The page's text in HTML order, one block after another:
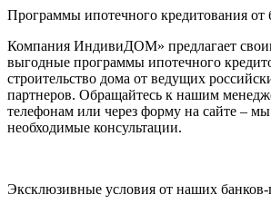
Программы ипотечного кредитования от
Компания ИндивиДОМ» предлагает
выгодные программы ипотечного
строительство дома от ведущих
партнеров. Обращайтесь к нашим
телефонам или через форму на сайте –
необходимые консультации.
Эксклюзивные условия от наших банков-